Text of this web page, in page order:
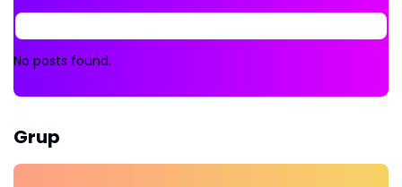
No posts found.
Grup